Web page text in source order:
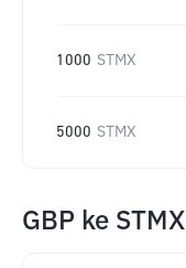
1000 STMX
5000 STMX
GBP ke STMX